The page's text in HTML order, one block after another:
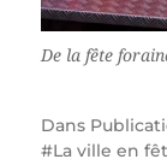
De la fête
Dans
La ville en